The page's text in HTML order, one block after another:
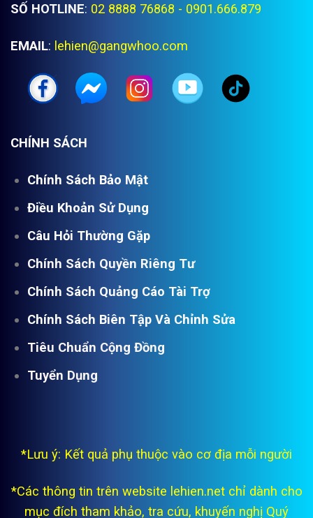
SỐ HOTLINE: 02 8888 76868 - 0901.666.879
EMAIL: lehien@gangwhoo.com
CHÍNH SÁCH
Chính Sách Bảo Mật
Điều Khoản Sử Dụng
Câu Hỏi Thường Gặp
Chính Sách Quyền Riêng Tư
Chính Sách Quảng Cáo Tài Trợ
Chính Sách Biên Tập Và Chỉnh Sửa
Tiêu Chuẩn Cộng Đồng
Tuyển Dụng
*Lưu ý: Kết quả phụ thuộc vào cơ địa mỗi người
*Các thông tin trên website lehien.net chỉ dành cho
mục đích tham khảo, tra cứu, khuyến nghị Quý